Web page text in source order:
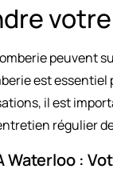
peuvent
est essentiel
il est
régulier
Waterloo :